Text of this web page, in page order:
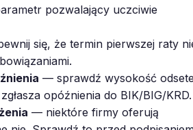
pozwalający uczciwie
się, że termin pierwszej raty
— sprawdź wysokość
opóźnienia do BIK/BIG/KRD.
— niektóre firmy oferują